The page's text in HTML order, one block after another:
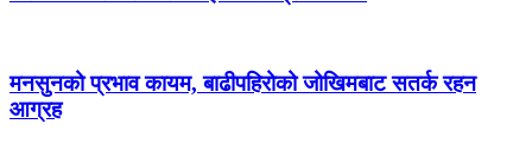
मनसुनको प्रभाव कायम, बाढीपहिरोको जोखिमबाट सतर्क रहन
आग्रह